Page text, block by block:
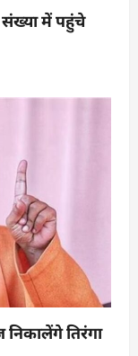
संख्या में पहुंचे
तिरंगा